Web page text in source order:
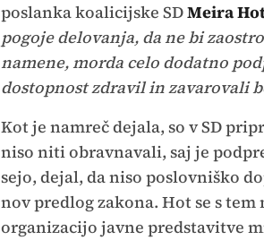
poslanka koalicijske SDMeira
pogoje delovanja, da ne bi
namene, morda celo dodatno
dostopnost zdravil in zavarovali
Kot je namreč dejala, so v SD
niso niti obravnavali, saj je
sejo, dejal, da niso poslovniško
nov predlog zakona. Hot se s
organizacijo javne predstavitve